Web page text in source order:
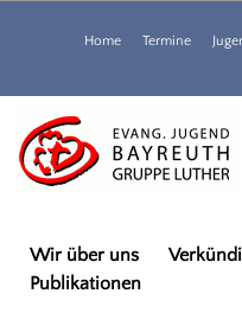
Home Termine
Wir über uns
Publikationen